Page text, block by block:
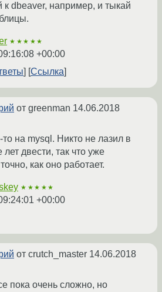
к dbeaver, например, и тыкай
★★★★★
+00:00
Ссылка
от greenman 14.06.2018
то на mysql. Никто не лазил в
лет двести, так что уже
как оно работает.
★★★★★
+00:00
от crutch_master 14.06.2018
пока очень сложно, но